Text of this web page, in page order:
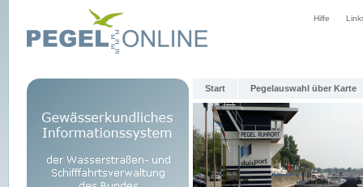
Hilfe
Start Pegelauswahl über Karte